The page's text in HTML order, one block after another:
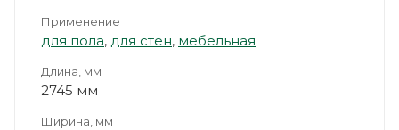
Применение
для пола, для стен, мебельная
Длина, мм
2745 мм
Ширина, мм